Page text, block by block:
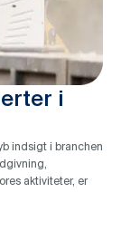
i
indsigt i branchen
aktiviteter, er